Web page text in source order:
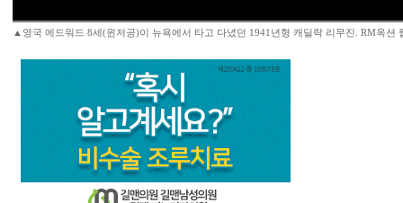
▲영국 에드워드 8세(윈저공)이 뉴욕에서 타고 다녔던 1941년형 캐딜락 리무진. RM옥션